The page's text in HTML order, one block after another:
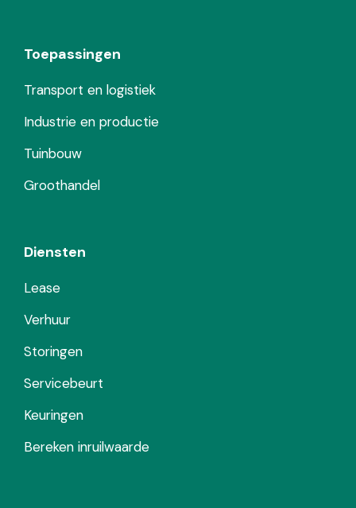
Toepassingen
Transport en logistiek
Industrie en productie
Tuinbouw
Groothandel
Diensten
Lease
Verhuur
Storingen
Servicebeurt
Keuringen
Bereken inruilwaarde